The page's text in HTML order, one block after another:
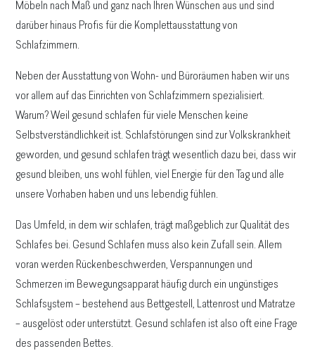
Möbeln nach Maß und ganz nach Ihren Wünschen aus und sind
darüber hinaus Profis für die Komplettausstattung von
Schlafzimmern.
Neben der Ausstattung von Wohn- und Büroräumen haben wir uns
vor allem auf das Einrichten von Schlafzimmern spezialisiert.
Warum? Weil gesund schlafen für viele Menschen keine
Selbstverständlichkeit ist. Schlafstörungen sind zur Volkskrankheit
geworden, und gesund schlafen trägt wesentlich dazu bei, dass wir
gesund bleiben, uns wohl fühlen, viel Energie für den Tag und alle
unsere Vorhaben haben und uns lebendig fühlen.
Das Umfeld, in dem wir schlafen, trägt maßgeblich zur Qualität des
Schlafes bei. Gesund Schlafen muss also kein Zufall sein. Allem
voran werden Rückenbeschwerden, Verspannungen und
Schmerzen im Bewegungsapparat häufig durch ein ungünstiges
Schlafsystem – bestehend aus Bettgestell, Lattenrost und Matratze
– ausgelöst oder unterstützt. Gesund schlafen ist also oft eine Frage
des passenden Bettes.